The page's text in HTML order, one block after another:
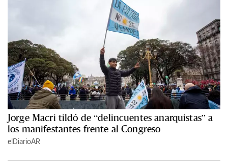
Jorge Macri tildó de “delincuentes anarquistas” a
los manifestantes frente al Congreso
elDiarioAR